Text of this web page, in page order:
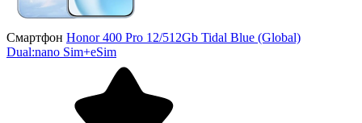
Смартфон Honor 400 Pro 12/512Gb Tidal Blue (Global)
Dual:nano Sim+eSim